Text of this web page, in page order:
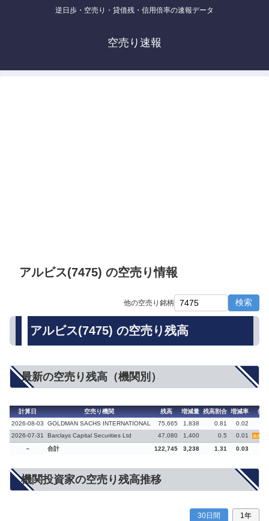
逆日歩・空売り・貸借残・信用倍率の速報データ
空売り速報
アルビス(7475) の空売り情報
他の空売り銘柄 検索
アルビス(7475) の空売り残高
最新の空売り残高（機関別）
計算日 空売り機関 残高 増減量 残高割合 増減率
備考
2026-08-03
GOLDMAN SACHS INTERNATIONAL 75,665 1,838 0.81
0.02
2026-07-31
Barclays Capital Securities Ltd 47,080 1,400 0.5 0.01 義務再
－ 合計 122,745 3,238 1.31 0.03
機関投資家の空売り残高推移
30日間 1年